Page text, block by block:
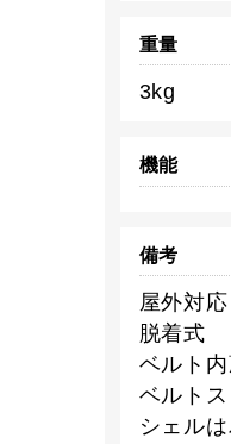
重量
3kg
機能
備考
屋外対応
脱着式
ベルト
ベルト
シェル